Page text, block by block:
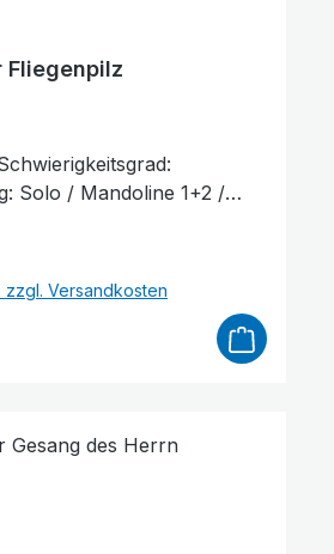
Fliegenpilz
Solo / Mandoline 1+2 /
Partitur und
Stimmenauszüge dürfen
verwendet werden. Die
ca. 7 Werktage, da dieser
Bestellung gedruckt wird.
zzgl. Versandkosten